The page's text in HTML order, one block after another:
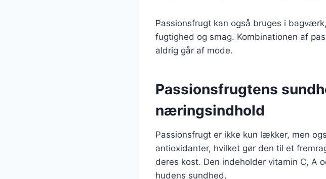
Passionsfrugt kan også bruges i
fugtighed og smag. Kombinationen af
aldrig går af mode.
Passionsfrugtens
næringsindhold
Passionsfrugt er ikke kun lækker, men
antioxidanter, hvilket gør den til et
deres kost. Den indeholder vitamin C, A
hudens sundhed.